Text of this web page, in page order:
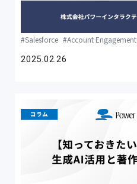
Salesforce Account Engagement
2025.02.26